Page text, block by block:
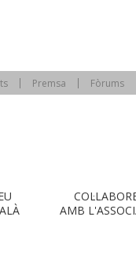
Premsa Fòrums
AMB